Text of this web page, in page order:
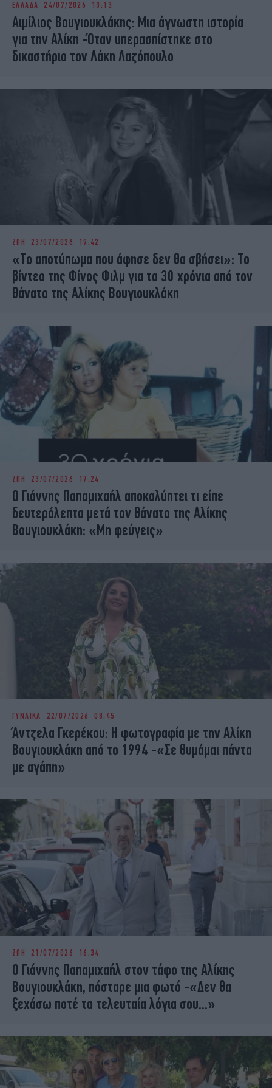
iBOOKS
OSCARS
THE OCEAN
MEDIA
ELAMEFORA
ΕΛΛΑΔΑ 24/07/2026 13:13
Αιμίλιος Βουγιουκλάκης: Μια άγνωστη ιστορία
για την Αλίκη -Όταν υπερασπίστηκε στο
δικαστήριο τον Λάκη Λαζόπουλο
ΖΩΗ 23/07/2026 19:42
«Το αποτύπωμα που άφησε δεν θα σβήσει»: Το
βίντεο της Φίνος Φιλμ για τα 30 χρόνια από τον
θάνατο της Αλίκης Βουγιουκλάκη
ΖΩΗ 23/07/2026 17:24
Ο Γιάννης Παπαμιχαήλ αποκαλύπτει τι είπε
δευτερόλεπτα μετά τον θάνατο της Αλίκης
Βουγιουκλάκη: «Μη φεύγεις»
ΓΥΝΑΙΚΑ 22/07/2026 08:45
Άντζελα Γκερέκου: Η φωτογραφία με την Αλίκη
Βουγιουκλάκη από το 1994 -«Σε θυμάμαι πάντα
με αγάπη»
ΖΩΗ 21/07/2026 16:34
Ο Γιάννης Παπαμιχαήλ στον τάφο της Αλίκης
Βουγιουκλάκη, πόσταρε μια φωτό -«Δεν θα
ξεχάσω ποτέ τα τελευταία λόγια σου...»